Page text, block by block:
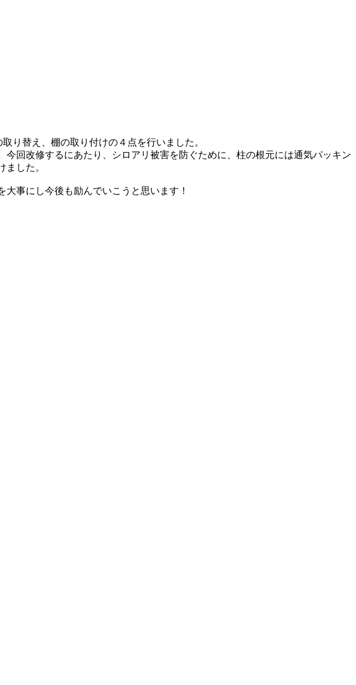
り替え、棚の取り付けの４点を行いました。
回改修するにあたり、シロアリ被害を防ぐために、柱の根元には通気パッキン
した。
事にし今後も励んでいこうと思います！